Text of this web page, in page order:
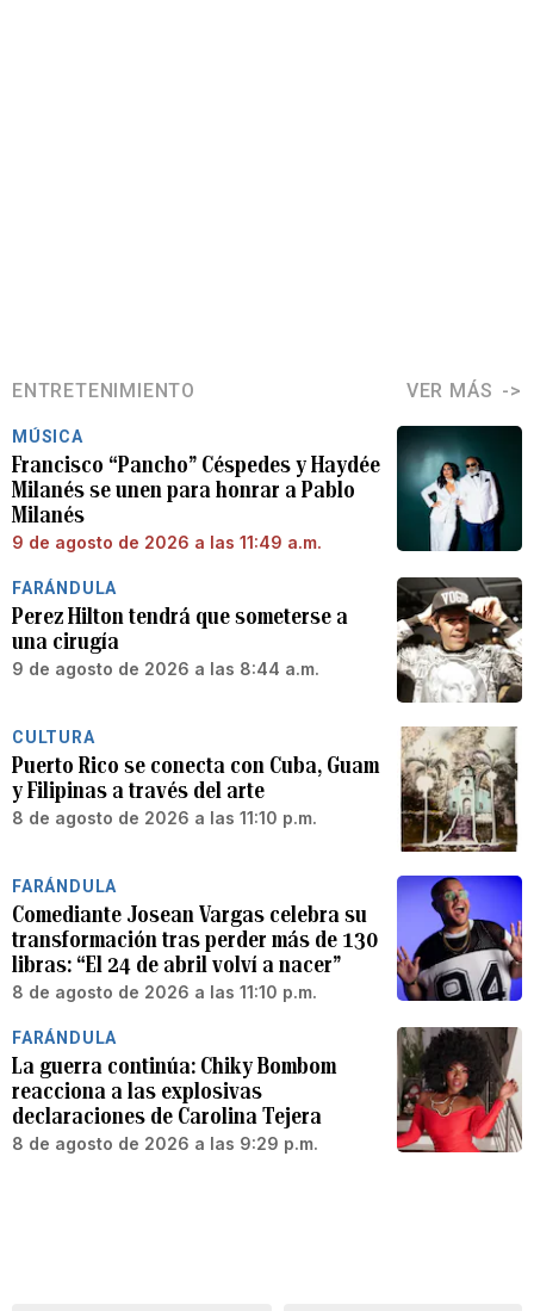
ENTRETENIMIENTO VER MÁS
MÚSICA
Francisco “Pancho” Céspedes y Haydée
Milanés se unen para honrar a Pablo
Milanés
9 de agosto de 2026 a las 11:49 a.m.
FARÁNDULA
Perez Hilton tendrá que someterse a
una cirugía
9 de agosto de 2026 a las 8:44 a.m.
CULTURA
Puerto Rico se conecta con Cuba, Guam
y Filipinas a través del arte
8 de agosto de 2026 a las 11:10 p.m.
FARÁNDULA
Comediante Josean Vargas celebra su
transformación tras perder más de 130
libras: “El 24 de abril volví a nacer”
8 de agosto de 2026 a las 11:10 p.m.
FARÁNDULA
La guerra continúa: Chiky Bombom
reacciona a las explosivas
declaraciones de Carolina Tejera
8 de agosto de 2026 a las 9:29 p.m.